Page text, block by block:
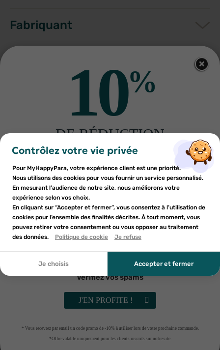
Fabriquant
Autres produits pour vous
GRANIONS
Granions restor 60 capsules 49g
9€02
GRANIONS
Granions Prostate lot de 2 x 40
gélules
25€13
Ajouter à ma liste d'envies ×
add_circle_outline
Créer une nouvelle liste
×
Nom de la liste d'envies
Annuler
Créer une liste d'envies
×
Vous devez être connecté pour ajouter des produits à votre
liste d'envies.
Annuler
Connexion
Contrôlez votre vie privée
Pour MyHappyPara, votre expérience client est une priorité.
Nous utilisons des cookies pour vous fournir un service personnalisé.
En mesurant l’audience de notre site, nous améliorons votre
expérience selon vos choix.
En cliquant sur “Accepter et fermer”, vous consentez à l’utilisation de
cookies pour l’ensemble des finalités décrites. À tout moment, vous
pouvez retirer votre consentement ou vous opposer au traitement
des données.
Politique de cookie Je refuse
Je choisis Accepter et fermer
10%
DE RÉDUCTION
sur votre première commande
Inscrivez-vous à notre newsletter et profitez
d'une réduction sur votre première commande*
En soumettant ce formulaire, j'accepte que les
informations saisies soient utilisées dans le cadre de
ma demande et de la relation commerciale qui peut en
découler. Vous référer à la politique de confidentialité.
Vérifiez vos spams
J'EN PROFITE !
* Vous recevrez par email un code promo de -10% à utiliser lors de votre prochaine commande.
*Offre valable uniquement pour les clients inscrits sur notre site.